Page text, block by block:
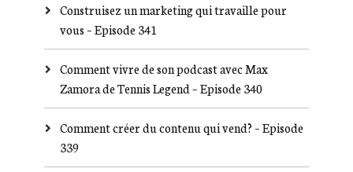
Construisez un marketing qui travaille pour
vous – Episode 341
Comment vivre de son podcast avec Max
Zamora de Tennis Legend – Episode 340
Comment créer du contenu qui vend? – Episode
339